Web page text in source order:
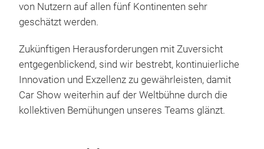
von Nutzern auf allen fünf Kontinenten sehr
geschätzt werden.
Zukünftigen Herausforderungen mit Zuversicht
entgegenblickend, sind wir bestrebt, kontinuierliche
Innovation und Exzellenz zu gewährleisten, damit
Car Show weiterhin auf der Weltbühne durch die
kollektiven Bemühungen unseres Teams glänzt.